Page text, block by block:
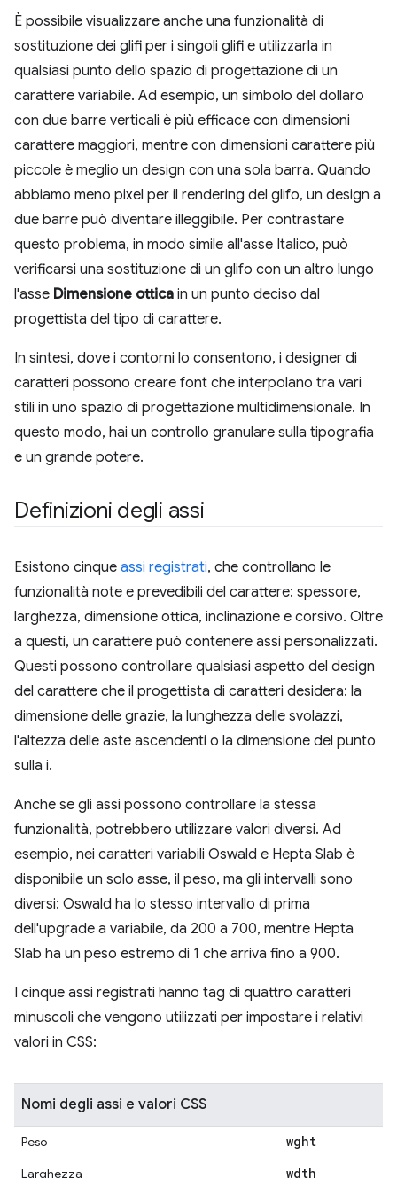
È possibile visualizzare anche una funzionalità di
sostituzione dei glifi per i singoli glifi e utilizzarla in
qualsiasi punto dello spazio di progettazione di un
carattere variabile. Ad esempio, un simbolo del dollaro
con due barre verticali è più efficace con dimensioni
carattere maggiori, mentre con dimensioni carattere più
piccole è meglio un design con una sola barra. Quando
abbiamo meno pixel per il rendering del glifo, un design a
due barre può diventare illeggibile. Per contrastare
questo problema, in modo simile all'asse Italico, può
verificarsi una sostituzione di un glifo con un altro lungo
l'asse Dimensione ottica in un punto deciso dal
progettista del tipo di carattere.
In sintesi, dove i contorni lo consentono, i designer di
caratteri possono creare font che interpolano tra vari
stili in uno spazio di progettazione multidimensionale. In
questo modo, hai un controllo granulare sulla tipografia
e un grande potere.
Definizioni degli assi
Esistono cinque assi registrati, che controllano le
funzionalità note e prevedibili del carattere: spessore,
larghezza, dimensione ottica, inclinazione e corsivo. Oltre
a questi, un carattere può contenere assi personalizzati.
Questi possono controllare qualsiasi aspetto del design
del carattere che il progettista di caratteri desidera: la
dimensione delle grazie, la lunghezza delle svolazzi,
l'altezza delle aste ascendenti o la dimensione del punto
sulla i.
Anche se gli assi possono controllare la stessa
funzionalità, potrebbero utilizzare valori diversi. Ad
esempio, nei caratteri variabili Oswald e Hepta Slab è
disponibile un solo asse, il peso, ma gli intervalli sono
diversi: Oswald ha lo stesso intervallo di prima
dell'upgrade a variabile, da 200 a 700, mentre Hepta
Slab ha un peso estremo di 1 che arriva fino a 900.
I cinque assi registrati hanno tag di quattro caratteri
minuscoli che vengono utilizzati per impostare i relativi
valori in CSS:
Nomi degli assi e valori CSS
Peso wght
Larghezza wdth